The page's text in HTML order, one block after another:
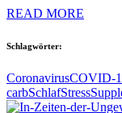
READ MORE
Schlagwörter:
CoronavirusCOVID-
carbSchlafStress